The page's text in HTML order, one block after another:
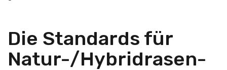
Die Standards für
Natur-/Hybridrasen-